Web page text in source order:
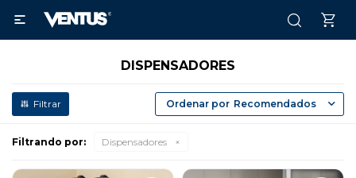

DISPENSADORES
Recomendados
Filtrando por: Dispensadores